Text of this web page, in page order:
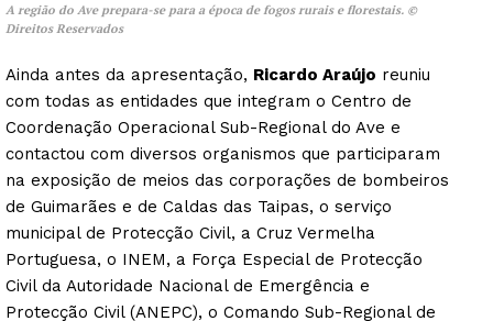
A região do Ave prepara-se para a época de fogos rurais e florestais. ©
Direitos Reservados
Ainda antes da apresentação, Ricardo Araújo reuniu
com todas as entidades que integram o Centro de
Coordenação Operacional Sub-Regional do Ave e
contactou com diversos organismos que participaram
na exposição de meios das corporações de bombeiros
de Guimarães e de Caldas das Taipas, o serviço
municipal de Protecção Civil, a Cruz Vermelha
Portuguesa, o INEM, a Força Especial de Protecção
Civil da Autoridade Nacional de Emergência e
Protecção Civil (ANEPC), o Comando Sub-Regional de